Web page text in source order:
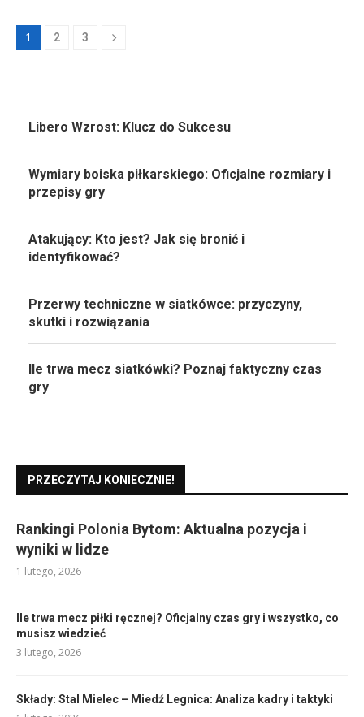
1 2 3
Libero Wzrost: Klucz do Sukcesu
Wymiary boiska piłkarskiego: Oficjalne rozmiary i
przepisy gry
Atakujący: Kto jest? Jak się bronić i
identyfikować?
Przerwy techniczne w siatkówce: przyczyny,
skutki i rozwiązania
Ile trwa mecz siatkówki? Poznaj faktyczny czas
gry
PRZECZYTAJ KONIECZNIE!
Rankingi Polonia Bytom: Aktualna pozycja i
wyniki w lidze
1 lutego, 2026
Ile trwa mecz piłki ręcznej? Oficjalny czas gry i wszystko, co
musisz wiedzieć
3 lutego, 2026
Składy: Stal Mielec – Miedź Legnica: Analiza kadry i taktyki